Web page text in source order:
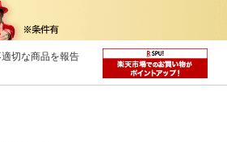
切な商品を報告